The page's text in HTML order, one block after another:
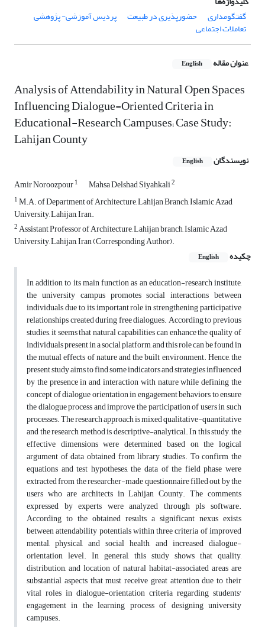
گفتگومداری
حضورپذیری در طبیعت پردیس آموزشی- پژوهشی
تعاملات اجتماعی
عنوان مقاله English
Analysis of Attendability in Natural Open Spaces
Influencing Dialogue-Oriented Criteria in
Educational-Research Campuses; Case Study:
Lahijan County
نویسندگان English
Amir Noroozpour1 Mahsa Delshad Siyahkali2
1M.A. of Department of Architecture, Lahijan Branch, Islamic Azad
University, Lahijan, Iran.
2Assistant Professor of Architecture, Lahijan branch, Islamic Azad
University, Lahijan, Iran (Corresponding Author).
چکیده
English
In addition to its main function as an education-research institute,
the university campus promotes social interactions between
individuals due to its important role in strengthening participative
relationships created during free dialogues. According to previous
studies, it seems that natural capabilities can enhance the quality of
individuals present in a social platform, and this role can be found in
the mutual effects of nature and the built environment. Hence, the
present study aims to find some indicators and strategies influenced
by the presence in and interaction with nature while defining the
concept of dialogue orientation in engagement behaviors to ensure
the dialogue process and improve the participation of users in such
processes. The research approach is mixed qualitative-quantitative
and the research method is descriptive-analytical. In this study, the
effective dimensions were determined based on the logical
argument of data obtained from library studies. To confirm the
equations and test hypotheses, the data of the field phase were
extracted from the researcher-made questionnaire filled out by the
users who are architects in Lahijan County. The comments
expressed by experts were analyzed through pls software.
According to the obtained results, a significant nexus exists
between attendability potentials within three criteria of improved
mental, physical, and social health, and increased dialogue-
orientation level. In general, this study shows that quality,
distribution, and location of natural habitat-associated areas are
substantial aspects that must receive great attention due to their
vital roles in dialogue-orientation criteria regarding students'
engagement in the learning process of designing university
campuses.